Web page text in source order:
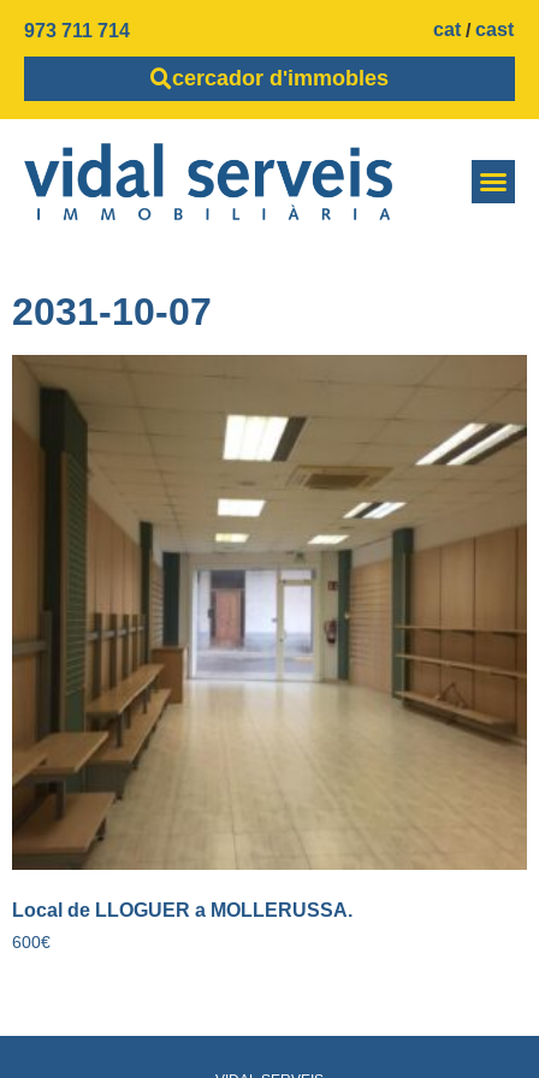
973 711 714 cat cast
cercador d'immobles
2031-10-07
Local de LLOGUER a MOLLERUSSA.
600€